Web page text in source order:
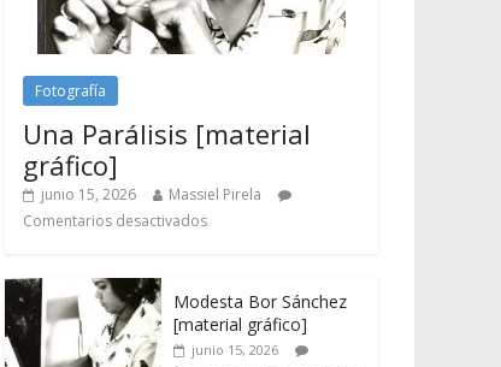
Fotografía
Una Parálisis [material
gráfico]
junio 15, 2026
Massiel Pirela
Comentarios desactivados
Modesta Bor Sánchez
[material gráfico]
junio 15, 2026